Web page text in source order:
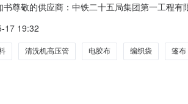
书尊敬的供应商：中铁二十五局集团第一工程
计划为准傅粉包56针绿网卷50铝直管95平方个
17 19:32
清洗机高压管 电胶布 编织袋 篷布